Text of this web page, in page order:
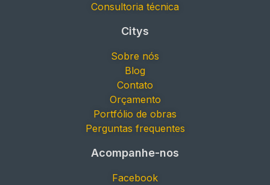
Consultoria técnica
Citys
Sobre nós
Blog
Contato
Orçamento
Portfólio de obras
Perguntas frequentes
Acompanhe-nos
Facebook